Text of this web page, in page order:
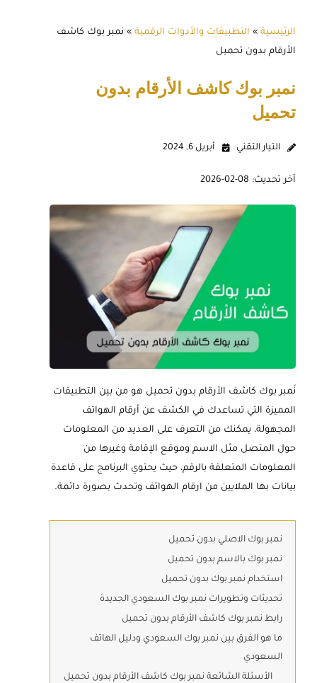
الرئيسية » التطبيقات والأدوات الرقمية » نمبر بوك كاشف
الأرقام بدون تحميل
نمبر بوك كاشف الأرقام بدون
تحميل
التيار التقني أبريل 6, 2024
آخر تحديث: 08-02-2026
نَمبر بوك كاشف الأرقام بدون تحميل هو من بين التطبيقات
المميزة التي تساعدك في الكشف عن أرقام الهواتف
المجهولة، يمكنك من التعرف على العديد من المعلومات
حول المتصل مثل الاسم وموقع الإقامة وغيرها من
المعلومات المتعلقة بالرقم، حيث يحتوي البرنامج على قاعدة
بيانات بها الملايين من ارقام الهواتف وتحدث بصورة دائمة.
نمبر بوك الاصلي بدون تحميل
نمبر بوك بالاسم بدون تحميل
استخدام نمبر بوك بدون تحميل
تحديثات وتطويرات نمبر بوك السعودي الجديدة
رابط نمبر بوك كاشف الأرقام بدون تحميل
ما هو الفرق بين نمبر بوك السعودي ودليل الهاتف
السعودي
الأسئلة الشائعة نمبر بوك كاشف الأرقام بدون تحميل